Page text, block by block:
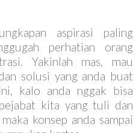
aspirasi paling
perhatian orang
Yakinlah mas, mau
solusi yang anda buat
kalo anda nggak bisa
kita yang tuli dan
konsep anda sampai